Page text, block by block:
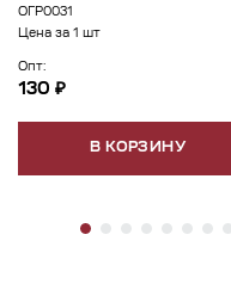
ОГР0031
Цена за 1 шт
Опт:
130 ₽
В КОРЗИНУ